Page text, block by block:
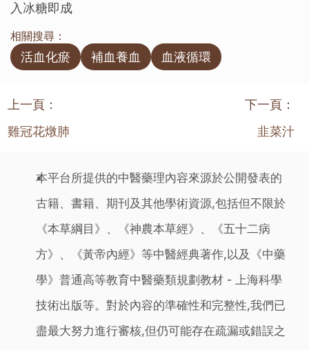
入冰糖即成
相關搜尋：
活血化瘀 補血養血 血液循環
上一頁：
雞冠花燉肺
下一頁：
韭菜汁
本平台所提供的中醫藥理內容來源於公開發表的
古籍、書籍、期刊及其他學術資源,包括但不限於
《本草綱目》、《神農本草經》、《五十二病
方》、《黃帝內經》等中醫經典著作,以及《中藥
學》普通高等教育中醫藥類規劃教材 - 上海科學
技術出版等。對於內容的準確性和完整性,我們已
盡最大努力進行審核,但仍可能存在疏漏或錯誤之